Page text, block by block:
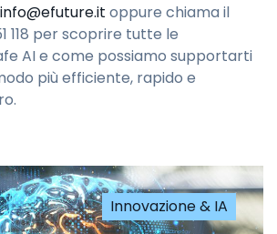
info@efuture.it oppure chiama il
118 per scoprire tutte le
AI e come possiamo supportarti
più efficiente, rapido e
Innovazione & IA